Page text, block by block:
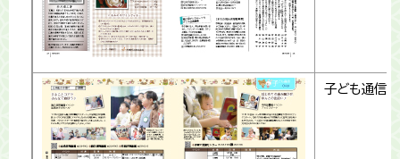
子ども通信